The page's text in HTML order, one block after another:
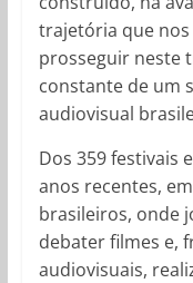
trajetória que
prosseguir neste
constante de um
audiovisual
Dos 359 festivais
anos recentes,
brasileiros, onde
debater filmes e,
audiovisuais,